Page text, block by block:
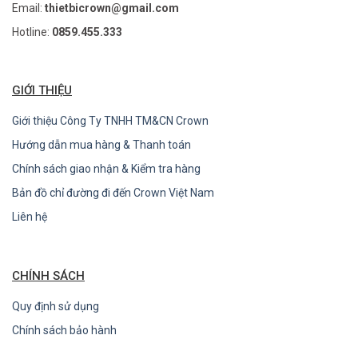
Email: thietbicrown@gmail.com
Hotline: 0859.455.333
GIỚI THIỆU
Giới thiệu Công Ty TNHH TM&CN Crown
Hướng dẫn mua hàng & Thanh toán
Chính sách giao nhận & Kiểm tra hàng
Bản đồ chỉ đường đi đến Crown Việt Nam
Liên hệ
CHÍNH SÁCH
Quy định sử dụng
Chính sách bảo hành